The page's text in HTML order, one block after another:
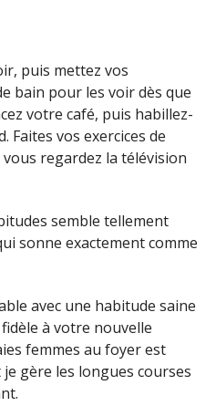
puis mettez vos
bain pour les voir dès que
votre café, puis habillez-
Faites vos exercices de
regardez la télévision
semble tellement
sonne exactement comme
avec une habitude saine
à votre nouvelle
femmes au foyer est
gère les longues courses